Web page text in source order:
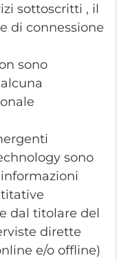
sottoscritti , il
di connessione
sono
sono
dal titolare del
dirette
e/o offline)